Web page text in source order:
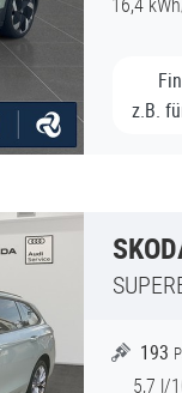
z.B.
193
5,7 l/